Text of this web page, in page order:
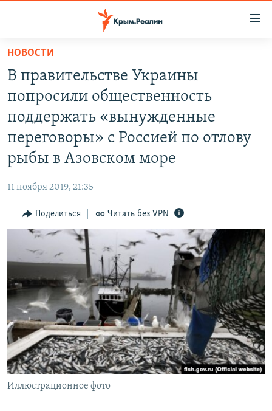
Вернуться
основному
содержанию
Вернутся
главной
навигации
Вернутся
СПЕЦПРОЕКТЫ
КАРТА ВОЕННЫХ ОБЪЕКТОВ КРЫМА
11 ЛЕТ ОККУПАЦИИ КРЫМА. 11 ИСТОРИЙ СОПРОТИВЛЕНИЯ
ВОДА
ЕЩЕ
ТЕЛЕПРОЕКТ КРЫМ.РЕАЛИИ
СОВЕТЫ ПРАВОЗАЩИТНИКОВ
ПРОПАВШИЕ БЕЗ ВЕСТИ
ПОБЕДИТЕЛЕЙ НЕ СУДЯТ?
КРЫМ.НЕПОКОРЕННЫЙ
ELIFBE
УКРАИНСКАЯ ПРОБЛЕМА КРЫМА
КАК ОБОЙТИ БЛОКИРОВКУ
Українською
Qırımtatar
ПРИСОЕДИНЯЙТЕСЬ!
Все сайты RFE/RL
НОВОСТИ
В правительстве Украины
попросили общественность
поддержать «вынужденные
переговоры» с Россией по отлову
рыбы в Азовском море
11 ноября 2019, 21:35
Поделиться Читать без VPN
Иллюстрационное фото